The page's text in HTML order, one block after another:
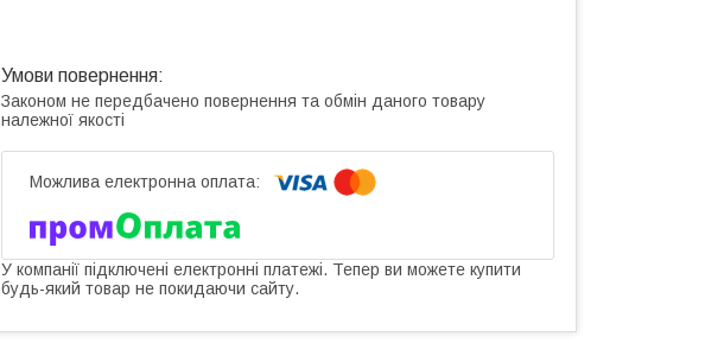
Законом не передбачено повернення та обмін даного товару
належної якості
У компанії підключені електронні платежі. Тепер ви можете купити
будь-який товар не покидаючи сайту.